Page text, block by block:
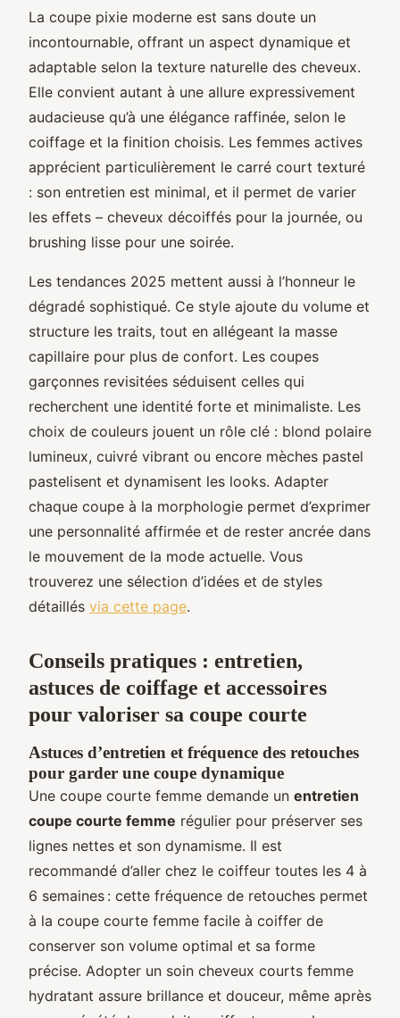
La coupe pixie moderne est sans doute un
incontournable, offrant un aspect dynamique et
adaptable selon la texture naturelle des cheveux.
Elle convient autant à une allure expressivement
audacieuse qu’à une élégance raffinée, selon le
coiffage et la finition choisis. Les femmes actives
apprécient particulièrement le carré court texturé
: son entretien est minimal, et il permet de varier
les effets – cheveux décoiffés pour la journée, ou
brushing lisse pour une soirée.
Les tendances 2025 mettent aussi à l’honneur le
dégradé sophistiqué. Ce style ajoute du volume et
structure les traits, tout en allégeant la masse
capillaire pour plus de confort. Les coupes
garçonnes revisitées séduisent celles qui
recherchent une identité forte et minimaliste. Les
choix de couleurs jouent un rôle clé : blond polaire
lumineux, cuivré vibrant ou encore mèches pastel
pastelisent et dynamisent les looks. Adapter
chaque coupe à la morphologie permet d’exprimer
une personnalité affirmée et de rester ancrée dans
le mouvement de la mode actuelle. Vous
trouverez une sélection d’idées et de styles
détaillés via cette page.
Conseils pratiques : entretien,
astuces de coiffage et accessoires
pour valoriser sa coupe courte
Astuces d’entretien et fréquence des retouches
pour garder une coupe dynamique
Une coupe courte femme demande un entretien
coupe courte femme régulier pour préserver ses
lignes nettes et son dynamisme. Il est
recommandé d’aller chez le coiffeur toutes les 4 à
6 semaines : cette fréquence de retouches permet
à la coupe courte femme facile à coiffer de
conserver son volume optimal et sa forme
précise. Adopter un soin cheveux courts femme
hydratant assure brillance et douceur, même après